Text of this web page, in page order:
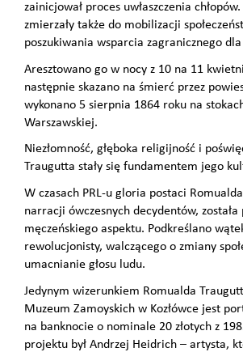
zainicjował proces uwłaszczenia
zmierzały także do mobilizacji
poszukiwania wsparcia zagranicznego
Aresztowano go w nocy z 10 na 11
następnie skazano na śmierć przez
wykonano 5 sierpnia 1864 roku na
Warszawskiej.
Niezłomność, głęboka religijność i
Traugutta stały się fundamentem jego
W czasach PRL-u gloria postaci
narracji ówczesnych decydentów, została
męczeńskiego aspektu. Podkreślano
rewolucjonisty, walczącego o zmiany
umacnianie głosu ludu.
Jedynym wizerunkiem Romualda
Muzeum Zamoyskich w Kozłówce jest
na banknocie o nominale 20 złotych z
projektu był Andrzej Heidrich – artysta,